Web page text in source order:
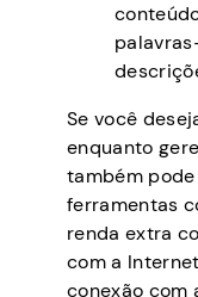
Se você
enquanto
também
ferramentas
renda extra
com a
conexão com